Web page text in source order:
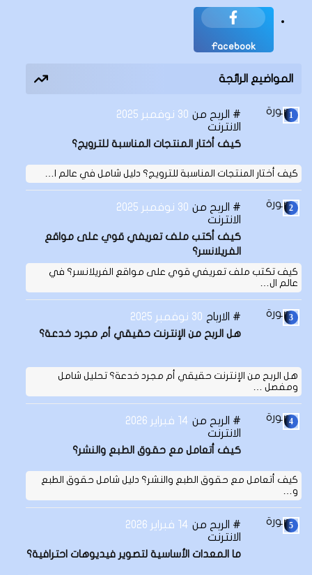
Facebook
المواضيع الرائجة
الربح من
الانترنت
30 نوفمبر 2025
كيف أختار المنتجات المناسبة للترويج؟
كيف أختار المنتجات المناسبة للترويج؟ دليل شامل في عالم ا…
الربح من
الانترنت
30 نوفمبر 2025
كيف أكتب ملف تعريفي قوي على مواقع
الفريلانسر؟
كيف تكتب ملف تعريفي قوي على مواقع الفريلانسر؟ في
عالم ال…
الارباح
30 نوفمبر 2025
هل الربح من الإنترنت حقيقي أم مجرد خدعة؟
هل الربح من الإنترنت حقيقي أم مجرد خدعة؟ تحليل شامل
ومفصل …
الربح من
الانترنت
14 فبراير 2026
كيف أتعامل مع حقوق الطبع والنشر؟
كيف أتعامل مع حقوق الطبع والنشر؟ دليل شامل حقوق الطبع
و…
الربح من
الانترنت
14 فبراير 2026
ما المعدات الأساسية لتصوير فيديوهات احترافية؟